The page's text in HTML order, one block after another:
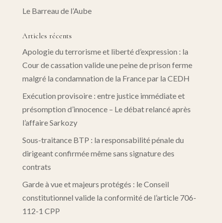
Le Barreau de l’Aube
Articles récents
Apologie du terrorisme et liberté d’expression : la
Cour de cassation valide une peine de prison ferme
malgré la condamnation de la France par la CEDH
Exécution provisoire : entre justice immédiate et
présomption d’innocence – Le débat relancé après
l’affaire Sarkozy
Sous-traitance BTP : la responsabilité pénale du
dirigeant confirmée même sans signature des
contrats
Garde à vue et majeurs protégés : le Conseil
constitutionnel valide la conformité de l’article 706-
112-1 CPP